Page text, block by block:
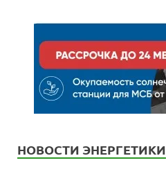
НОВОСТИ ЭНЕРГЕТИКИ